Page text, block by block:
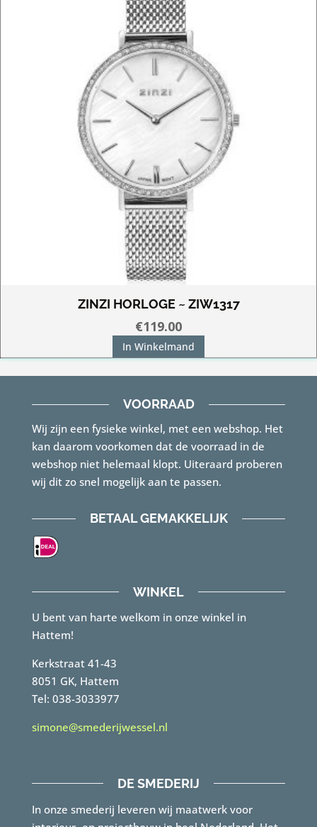
ZINZI HORLOGE ~ ZIW1317
€119.00
In Winkelmand
VOORRAAD
Wij zijn een fysieke winkel, met een webshop. Het
kan daarom voorkomen dat de voorraad in de
webshop niet helemaal klopt. Uiteraard proberen
wij dit zo snel mogelijk aan te passen.
BETAAL GEMAKKELIJK
WINKEL
U bent van harte welkom in onze winkel in
Hattem!
Kerkstraat 41-43
8051 GK, Hattem
Tel: 038-3033977
simone@smederijwessel.nl
DE SMEDERIJ
In onze smederij leveren wij maatwerk voor